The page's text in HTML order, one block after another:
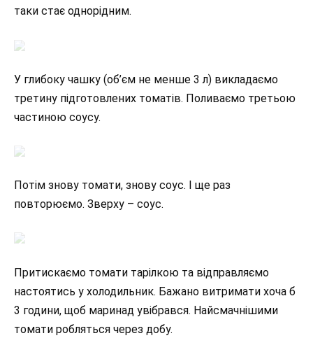
таки стає однорідним.
У глибоку чашку (об’єм не менше 3 л) викладаємо
третину підготовлених томатів. Поливаємо третьою
частиною соусу.
Потім знову томати, знову соус. І ще раз
повторюємо. Зверху – соус.
Притискаємо томати тарілкою та відправляємо
настоятись у холодильник. Бажано витримати хоча б
3 години, щоб маринад увібрався. Найсмачнішими
томати робляться через добу.